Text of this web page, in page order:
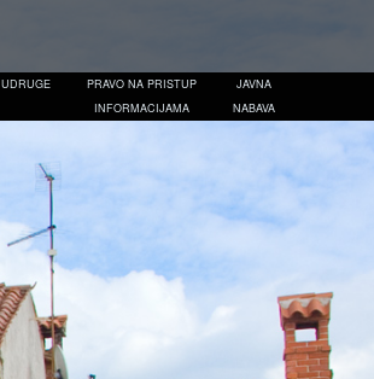
UDRUGE
PRAVO NA PRISTUP
INFORMACIJAMA
JAVNA
NABAVA